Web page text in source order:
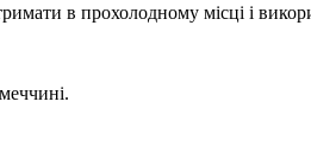
в прохолодному місці і